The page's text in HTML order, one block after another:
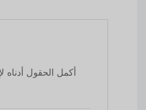
أكمل الحقول أدناه